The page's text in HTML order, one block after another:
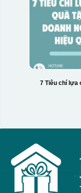
7 Tiêu chí lựa